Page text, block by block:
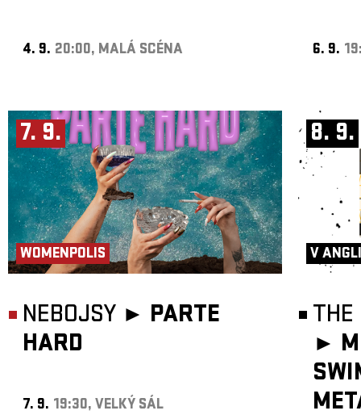
4. 9. 20:00, MALÁ SCÉNA 6. 9.
7. 9.
WOMENPOLIS
NEBOJSY ► PARTE
HARD
7. 9. 19:30, VELKÝ SÁL
8. 9.
V
THE
►